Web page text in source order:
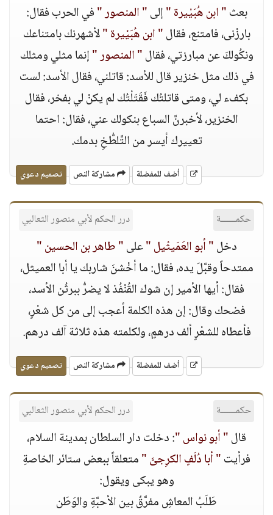
بعث" ابن هُبَيْيرة "إلى" المنصور "في الحرب فقال:
بارزْنى، فامتنع، فقال" ابن هُبَيْيرة "لأشهرنك بامتناعك
ونكُولكَ عن مبارزتي، فقال" المنصور "إنما مثلي ومثلك
في ذلك مثل خنزير قال للأسد: قاتلني، فقال الأسد: لست
بكفء لي، ومتى قاتلتُك فَقَتَلْتُك لم يكنْ لي بفخر، فقال
الخنزير، لأخبرنَّ السباع بنكولك عني، فقال: احتما
تعييرك أيسر من التَّلطُّخِ بدمك.
أضف للمفضلة مشاركة النص تصميم دعوي
حكمــــــة درر الحكم لأبي منصور الثعالبي
دخل" أبو العَمَيثْيل "على" طاهر بن الحسين "
ممتدحاً وقبَّلَ يده، فقال: ما أخْشنَ شاربك يا أبا العميثل،
فقال: أيها الأمير إن شوك القُنْفُذ لا يضرُّ ببرثُن الأسد،
فضحك وقال: إن هذه الكلمة أعجب إلى من كل شعْرٍ،
فأعطاه للشعْرٍ ألف درهمٍ، ولكلمته هذه ثلاثة آلف درهم.
أضف للمفضلة مشاركة النص تصميم دعوي
حكمــــــة درر الحكم لأبي منصور الثعالبي
قال" أبو نواس ": دخلت دار السلطان بمدينة السلام،
فرأيت" أبا دُلَفٍ الكرِجىَّ "متعلقاً ببعض ستائر الخاصةِ
وهو يبكى ويقول:
طَلَبُ المعاشِ مفرَّقٌ بين الأحبَّةِ والوَطَن